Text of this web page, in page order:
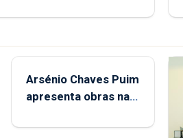
Arsénio Chaves Puim
apresenta obras na
Porto